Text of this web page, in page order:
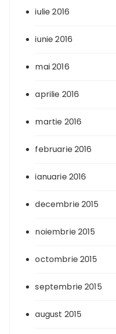
iulie 2016
iunie 2016
mai 2016
aprilie 2016
martie 2016
februarie 2016
ianuarie 2016
decembrie 2015
noiembrie 2015
octombrie 2015
septembrie 2015
august 2015